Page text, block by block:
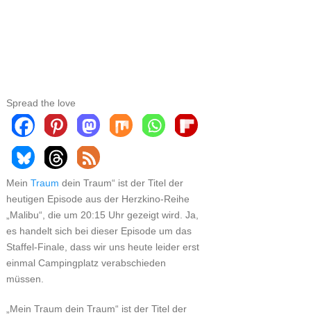
Spread the love
Mein Traum dein Traum“ ist der Titel der
heutigen Episode aus der Herzkino-Reihe
„Malibu“, die um 20:15 Uhr gezeigt wird. Ja,
es handelt sich bei dieser Episode um das
Staffel-Finale, dass wir uns heute leider erst
einmal Campingplatz verabschieden
müssen.
„Mein Traum dein Traum“ ist der Titel der